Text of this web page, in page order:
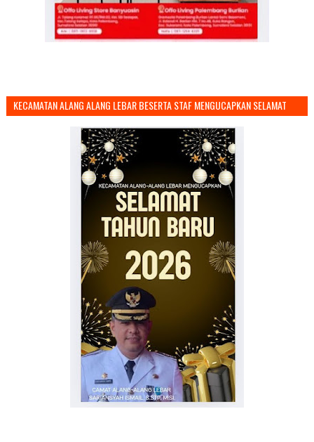
KECAMATAN ALANG ALANG LEBAR BESERTA STAF MENGUCAPKAN SELAMAT